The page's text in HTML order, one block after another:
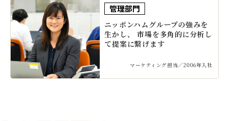
管理部門
ニッポンハムグループの強みを
生かし、 市場を多角的に分析し
て提案に繋げます
マーケティング担当／2006年入社